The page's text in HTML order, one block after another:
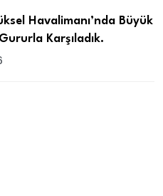
Havalimanı’nda Büyük
Karşıladık.